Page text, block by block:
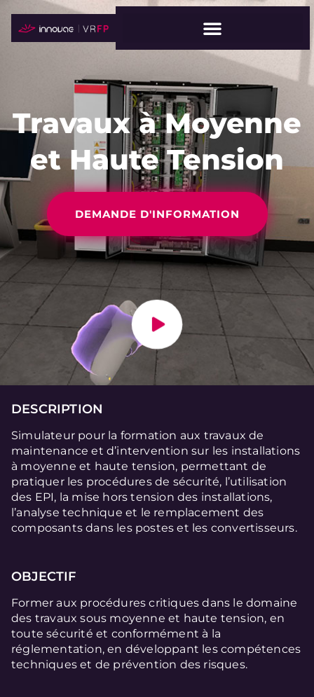
Travaux à Moyenne
et Haute Tension
DEMANDE D'INFORMATION
DESCRIPTION
Simulateur pour la formation aux travaux de
maintenance et d’intervention sur les installations
à moyenne et haute tension, permettant de
pratiquer les procédures de sécurité, l’utilisation
des EPI, la mise hors tension des installations,
l’analyse technique et le remplacement des
composants dans les postes et les convertisseurs.
OBJECTIF
Former aux procédures critiques dans le domaine
des travaux sous moyenne et haute tension, en
toute sécurité et conformément à la
réglementation, en développant les compétences
techniques et de prévention des risques.